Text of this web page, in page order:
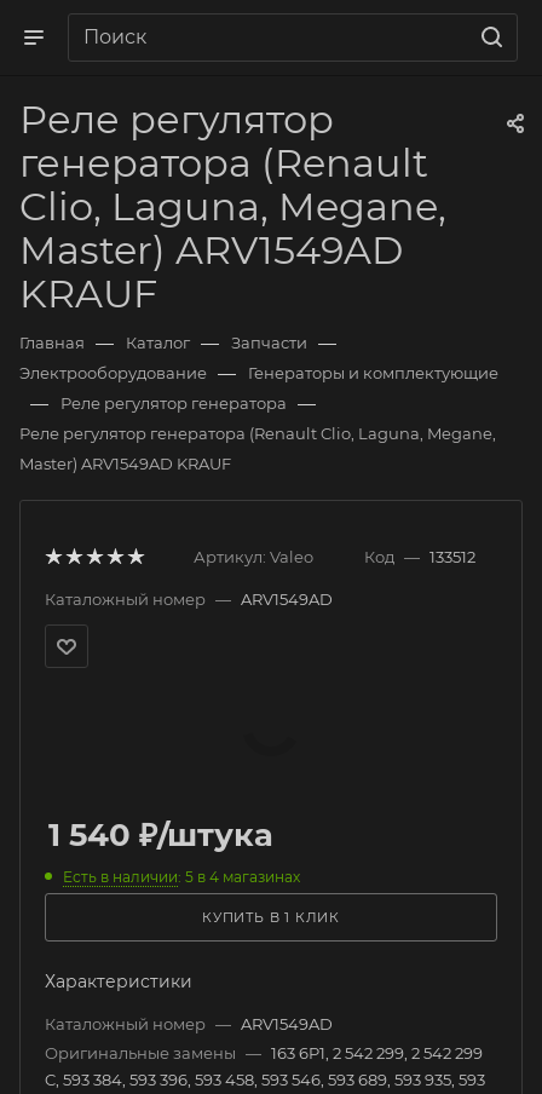
Реле регулятор
генератора (Renault
Clio, Laguna, Megane,
Master) ARV1549AD
KRAUF
Главная — Каталог — Запчасти —
Электрооборудование — Генераторы и комплектующие
— Реле регулятор генератора —
Реле регулятор генератора (Renault Clio, Laguna, Megane,
Master) ARV1549AD KRAUF
Артикул: Valeo Код — 133512
Каталожный номер — ARV1549AD
1 540 ₽/штука
Есть в наличии: 5 в 4 магазинах
КУПИТЬ В 1 КЛИК
Характеристики
Каталожный номер — ARV1549AD
Оригинальные замены — 163 6P1, 2 542 299, 2 542 299
C, 593 384, 593 396, 593 458, 593 546, 593 689, 593 935, 593